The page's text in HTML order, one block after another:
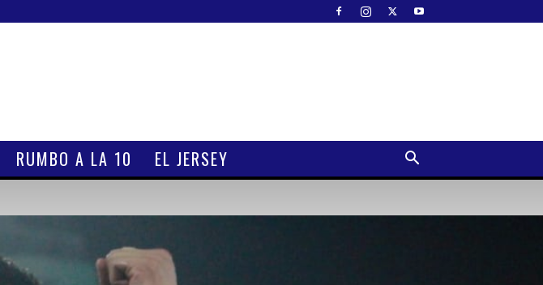
RUMBO A LA 10 EL JERSEY